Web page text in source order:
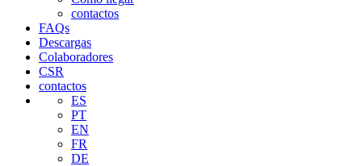
contactos
FAQs
Descargas
Colaboradores
CSR
contactos
ES
PT
EN
FR
DE